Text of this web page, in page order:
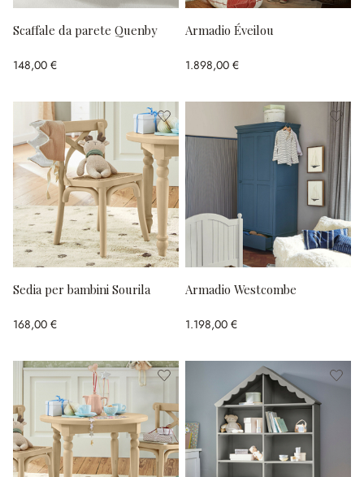
Scaffale da parete Quenby
148,00 €
Armadio Éveilou
1.898,00 €
Sedia per bambini Sourila
168,00 €
Armadio Westcombe
1.198,00 €